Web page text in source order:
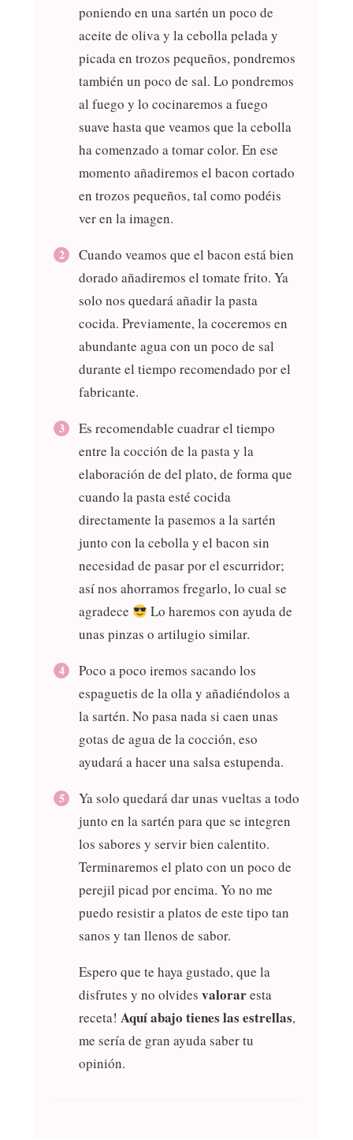
poniendo en una sartén un poco de
aceite de oliva y la cebolla pelada y
picada en trozos pequeños, pondremos
también un poco de sal. Lo pondremos
al fuego y lo cocinaremos a fuego
suave hasta que veamos que la cebolla
ha comenzado a tomar color. En ese
momento añadiremos el bacon cortado
en trozos pequeños, tal como podéis
ver en la imagen.
Cuando veamos que el bacon está bien
dorado añadiremos el tomate frito. Ya
solo nos quedará añadir la pasta
cocida. Previamente, la coceremos en
abundante agua con un poco de sal
durante el tiempo recomendado por el
fabricante.
Es recomendable cuadrar el tiempo
entre la cocción de la pasta y la
elaboración de del plato, de forma que
cuando la pasta esté cocida
directamente la pasemos a la sartén
junto con la cebolla y el bacon sin
necesidad de pasar por el escurridor;
así nos ahorramos fregarlo, lo cual se
agradece
Lo haremos con ayuda de
unas pinzas o artilugio similar.
Poco a poco iremos sacando los
espaguetis de la olla y añadiéndolos a
la sartén. No pasa nada si caen unas
gotas de agua de la cocción, eso
ayudará a hacer una salsa estupenda.
Ya solo quedará dar unas vueltas a todo
junto en la sartén para que se integren
los sabores y servir bien calentito.
Terminaremos el plato con un poco de
perejil picad por encima. Yo no me
puedo resistir a platos de este tipo tan
sanos y tan llenos de sabor.
Espero que te haya gustado, que la
disfrutes y no olvides valoraresta
receta! Aquí abajo tienes las estrellas,
me sería de gran ayuda saber tu
opinión.